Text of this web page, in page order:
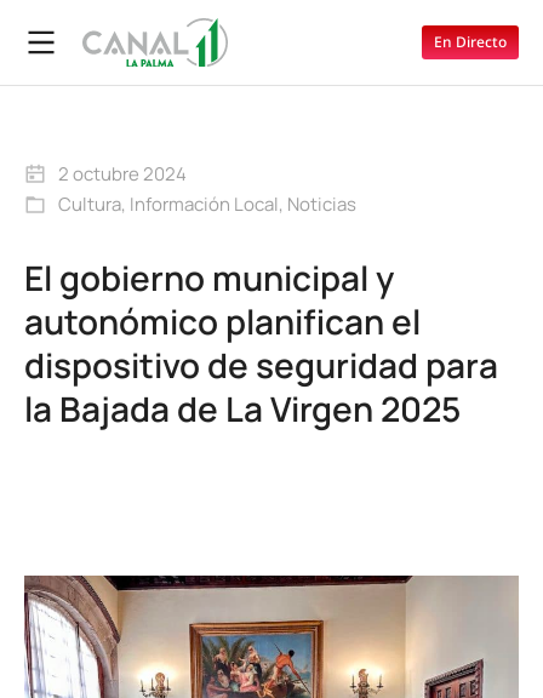
En Directo
2 octubre 2024
Cultura, Información Local, Noticias
El gobierno municipal y
autonómico planifican el
dispositivo de seguridad para
la Bajada de La Virgen 2025